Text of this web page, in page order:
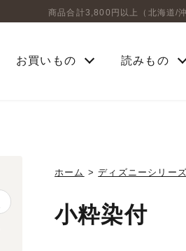
商品合計3,800円以上（北海道/
お買いもの 読みもの
ホーム >ディズニーシリーズ
小粋染付